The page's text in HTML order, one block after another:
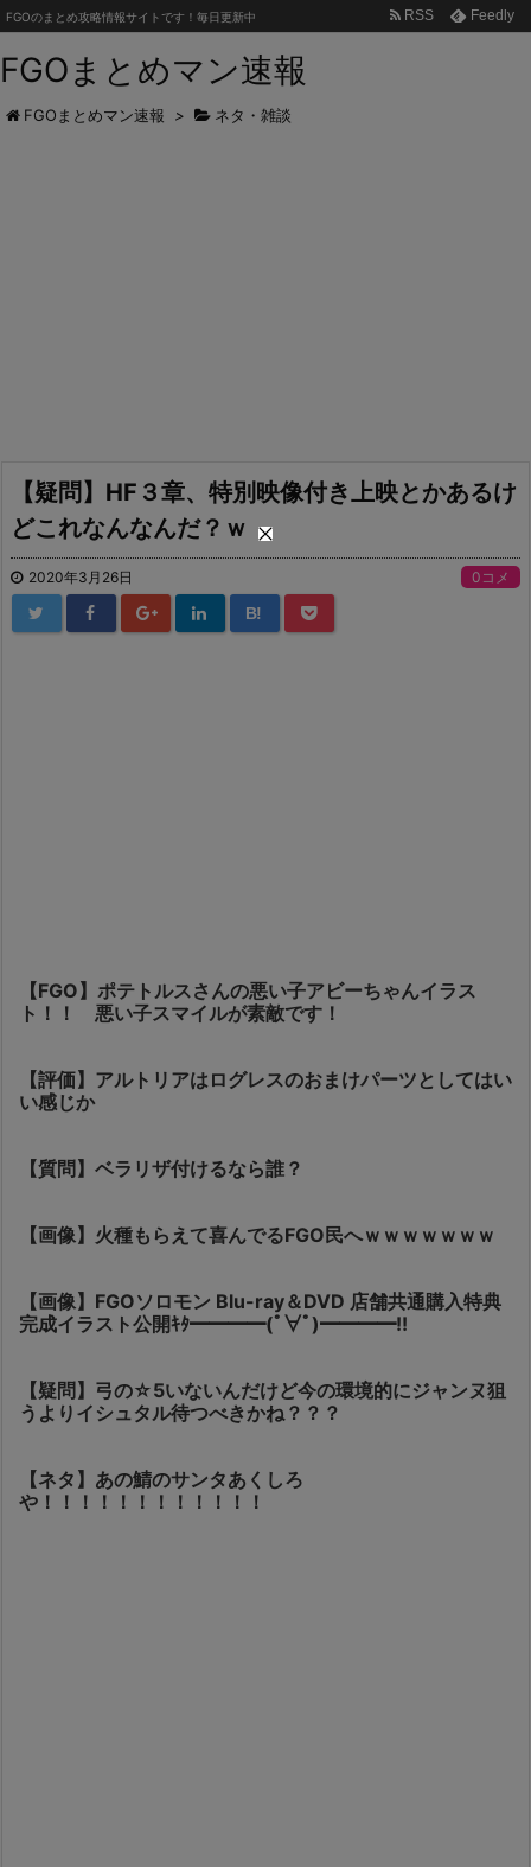
FGOまとめマン速報
FGOのまとめ攻略情報サイトです！毎日更新中 RSS Feedly
FGOまとめマン速報 > ネタ・雑談
【疑問】HF３章、特別映像付き上映とかあるけ
どこれなんなんだ？ｗ
2020年3月26日 0コメ
B!
【FGO】ポテトルスさんの悪い子アビーちゃんイラス
ト！！ 悪い子スマイルが素敵です！
【評価】アルトリアはログレスのおまけパーツとしてはい
い感じか
【質問】ベラリザ付けるなら誰？
【画像】火種もらえて喜んでるFGO民へｗｗｗｗｗｗｗ
【画像】FGOソロモン Blu-ray＆DVD 店舗共通購入特典
完成イラスト公開ｷﾀ━━━━(ﾟ∀ﾟ)━━━━!!
【疑問】弓の☆5いないんだけど今の環境的にジャンヌ狙
うよりイシュタル待つべきかね？？？
【ネタ】あの鯖のサンタあくしろ
や！！！！！！！！！！！！